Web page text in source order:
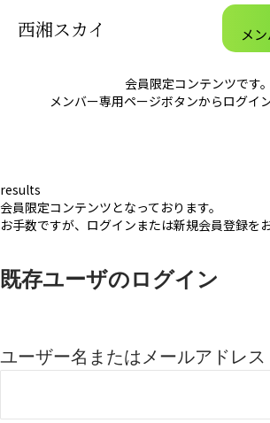
西湘スカイ メ
会員限定コンテンツです。
メンバー専用ページボタンからログイ
results
会員限定コンテンツとなっております。
お手数ですが、ログインまたは新規会員登録を
既存ユーザのログイン
ユーザー名またはメールアドレス